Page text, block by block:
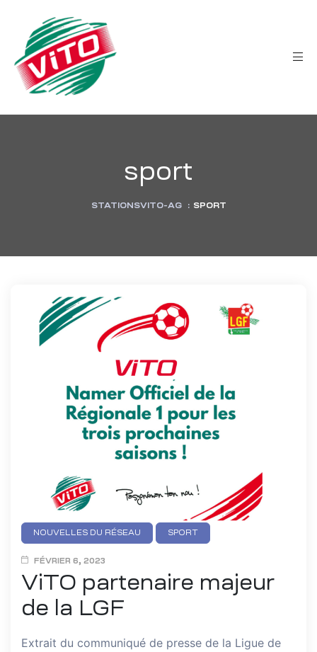
sport
STATIONSVITO-AG : SPORT
NOUVELLES DU RÉSEAU SPORT
FÉVRIER 6, 2023
ViTO partenaire majeur
de la LGF
Extrait du communiqué de presse de la Ligue de